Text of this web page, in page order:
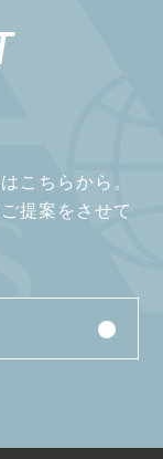
こちらから。
提案をさせて